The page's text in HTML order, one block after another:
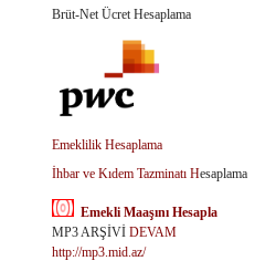
Brüt-Net Ücret Hesaplama
Emeklilik Hesaplama
İhbar ve Kıdem Tazminatı Hesaplama
Emekli Maaşını Hesapla
MP3 ARŞİVİ DEVAM
http://mp3.mid.az/